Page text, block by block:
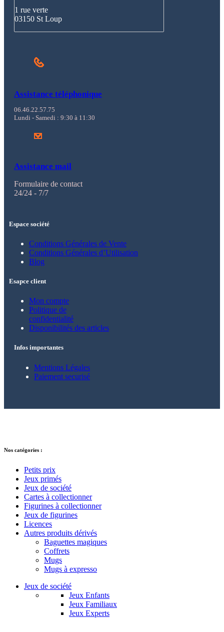
1 rue verte
03150 St Loup
Assistance téléphonique
06.46.22.57.75
Lundi - Samedi : 9:30 à 11:30
Assistance mail
Formulaire de contact
24/24 - 7/7
Espace société
Conditions Générales de Vente
Conditions Générales d’Utilisation
Blog
Esapce client
Mon compte
Politique de
confidentialité
Disponibilités des articles
Infos importantes
Mentions Légales
Paiement securisé
Nos catégories :
Petits prix
Jeux primés
Jeux de société
Cartes à collectionner
Figurines à collectionner
Jeux de figurines
Licences
Autres produits dérivés
Baguettes magiques
Coffrets
Mugs
Mugs à expresso
Jeux de société
Jeux Enfants
Jeux Familiaux
Jeux Experts